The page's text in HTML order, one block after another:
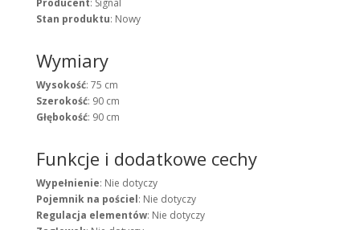
Producent: Signal
Stan produktu: Nowy
Wymiary
Wysokość: 75 cm
Szerokość: 90 cm
Głębokość: 90 cm
Funkcje i dodatkowe cechy
Wypełnienie: Nie dotyczy
Pojemnik na pościel: Nie dotyczy
Regulacja elementów: Nie dotyczy